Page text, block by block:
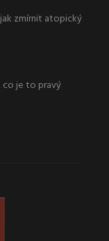
zmírnit atopický
co je to pravý